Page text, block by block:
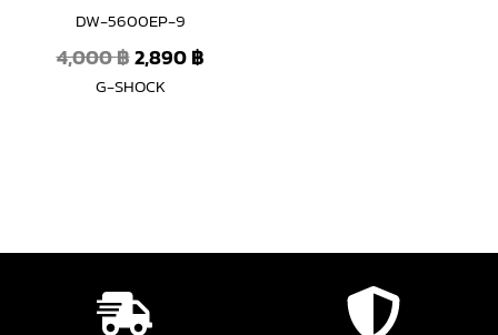
DW-5600EP-9
4,000฿2,890฿
G-SHOCK